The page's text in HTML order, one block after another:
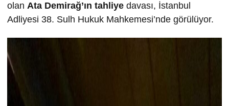
olan Ata Demirağ’ın tahliye davası, İstanbul
Adliyesi 38. Sulh Hukuk Mahkemesi’nde görülüyor.